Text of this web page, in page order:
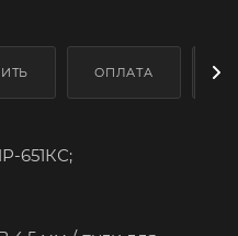
ОПЛАТА
651КС;